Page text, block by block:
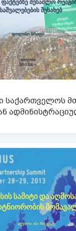
საქართველოს